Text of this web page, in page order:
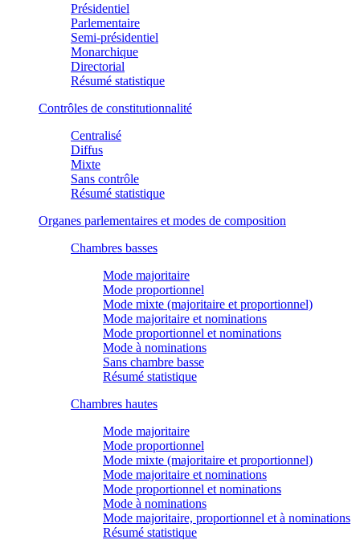
Présidentiel
Parlementaire
Semi-présidentiel
Monarchique
Directorial
Résumé statistique
Contrôles de constitutionnalité
Centralisé
Diffus
Mixte
Sans contrôle
Résumé statistique
Organes parlementaires et modes de composition
Chambres basses
Mode majoritaire
Mode proportionnel
Mode mixte (majoritaire et proportionnel)
Mode majoritaire et nominations
Mode proportionnel et nominations
Mode à nominations
Sans chambre basse
Résumé statistique
Chambres hautes
Mode majoritaire
Mode proportionnel
Mode mixte (majoritaire et proportionnel)
Mode majoritaire et nominations
Mode proportionnel et nominations
Mode à nominations
Mode majoritaire, proportionnel et à nominations
Résumé statistique